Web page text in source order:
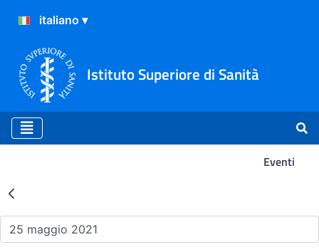
Istituto Superiore di Sanità
Eventi
Risultati della Ricerca -